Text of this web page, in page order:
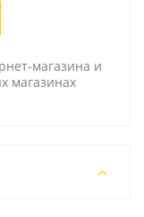
магазина и
магазинах